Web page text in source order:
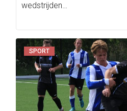
wedstrijden…
SPORT